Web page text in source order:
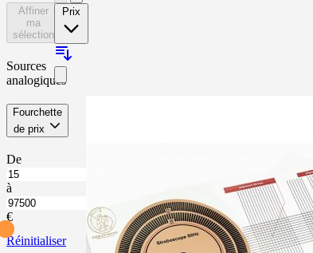
Affiner
ma
sélection
Sources
analogiques
Skip
product
list
Fourchette
de prix filter
De
À
partir
de
Fourchette
de
prix
à
Jusqu’à
Fourchette
de
prix
€
Réinitialiser
Prix